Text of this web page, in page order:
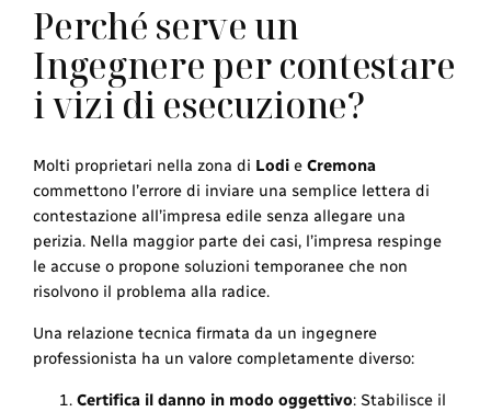
Perché serve un
Ingegnere per contestare
i vizi di esecuzione?
Molti proprietari nella zona di Lodi eCremona
commettono l’errore di inviare una semplice lettera di
contestazione all’impresa edile senza allegare una
perizia. Nella maggior parte dei casi, l’impresa respinge
le accuse o propone soluzioni temporanee che non
risolvono il problema alla radice.
Una relazione tecnica firmata da un ingegnere
professionista ha un valore completamente diverso:
Certifica il danno in modo oggettivo: Stabilisce il